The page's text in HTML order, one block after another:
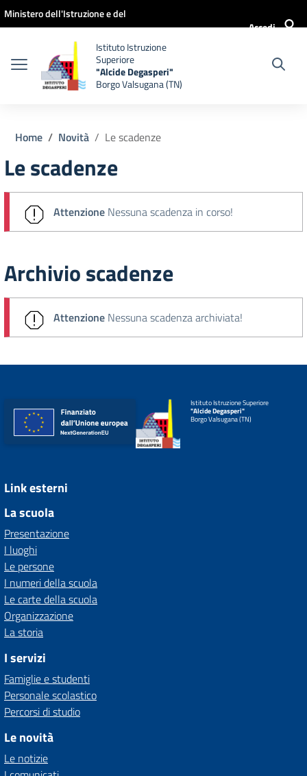
Vai ai contenuti
Vai al menu di navigazione
Vai al footer
Ministero dell'Istruzione e del
Accedi
Istituto Istruzione
Superiore
"Alcide Degasperi"
Borgo Valsugana (TN)
Home Novità Le scadenze
Le scadenze
Attenzione Nessuna scadenza in corso!
Archivio scadenze
Attenzione Nessuna scadenza archiviata!
Istituto Istruzione Superiore
"Alcide Degasperi"
Borgo Valsugana (TN)
Link esterni
La scuola
Presentazione
I luoghi
Le persone
I numeri della scuola
Le carte della scuola
Organizzazione
La storia
I servizi
Famiglie e studenti
Personale scolastico
Percorsi di studio
Le novità
Le notizie